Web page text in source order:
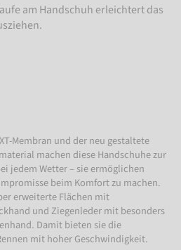
am Handschuh erleichtert das
Membran und der neu gestaltete
machen diese Handschuhe zur
jedem Wetter – sie ermöglichen
beim Komfort zu machen.
erweiterte Flächen mit
und Ziegenleder mit besonders
Damit bieten sie die
mit hoher Geschwindigkeit.